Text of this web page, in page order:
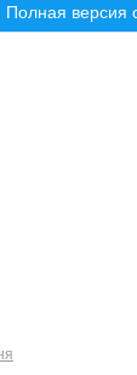
Полная версия